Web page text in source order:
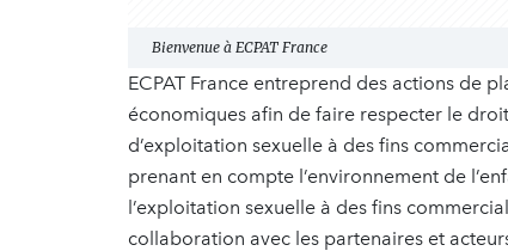
Bienvenue à ECPAT France
ECPAT France entreprend des actions de
économiques afin de faire respecter le
d’exploitation sexuelle à des fins
prenant en compte l’environnement de
l’exploitation sexuelle à des fins
collaboration avec les partenaires et